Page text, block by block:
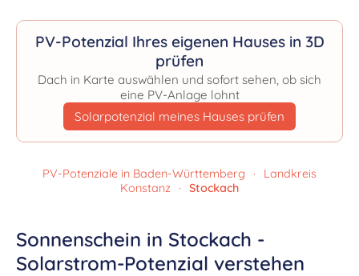
PV-Potenzial Ihres eigenen Hauses in 3D
prüfen
Dach in Karte auswählen und sofort sehen, ob sich
eine PV-Anlage lohnt
Solarpotenzial meines Hauses prüfen
PV-Potenziale in Baden-Württemberg ·
Landkreis
Konstanz
· Stockach
Sonnenschein in Stockach -
Solarstrom-Potenzial verstehen